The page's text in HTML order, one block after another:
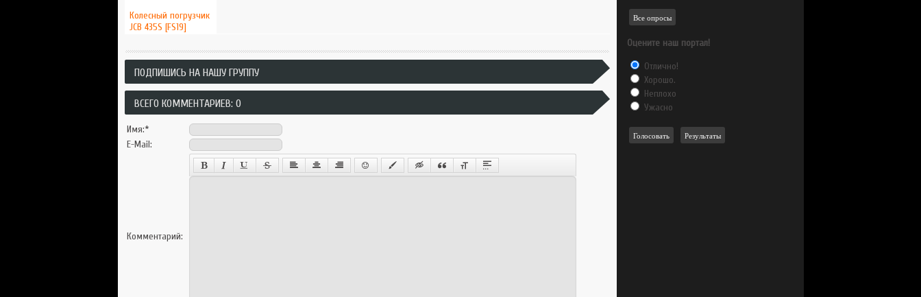
Колесный погрузчик
JCB 435S [FS19]
ПОДПИШИСЬ НА НАШУ ГРУППУ
ВСЕГО КОММЕНТАРИЕВ: 0
Имя:*
E-Mail:
Комментарий:
Все опросы
Оцените наш портал!
Отлично!
Хорошо.
Неплохо
Ужасно
Голосовать Результаты